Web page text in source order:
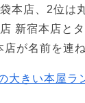
本店、2位は
新宿本店と
が名前を連ね
大きい本屋ラ